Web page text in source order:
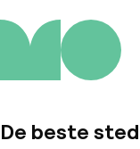
De beste